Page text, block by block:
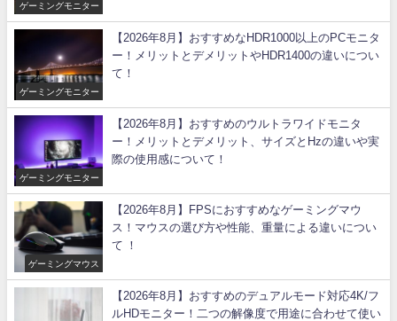
ゲーミングモニター
ゲーミングモニター
【2026年8月】おすすめなHDR1000以上のPCモニタ
ー！メリットとデメリットやHDR1400の違いについ
て！
ゲーミングモニター
【2026年8月】おすすめのウルトラワイドモニタ
ー！メリットとデメリット、サイズとHzの違いや実
際の使用感について！
ゲーミングマウス
【2026年8月】FPSにおすすめなゲーミングマウ
ス！マウスの選び方や性能、重量による違いについ
て ！
【2026年8月】おすすめのデュアルモード対応4K/フ
ルHDモニター！二つの解像度で用途に合わせて使い